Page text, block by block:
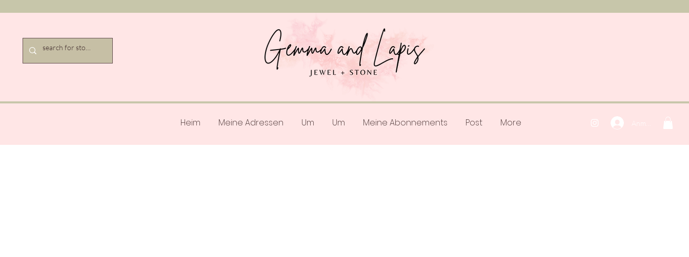
Heim Meine Adressen Um Um Meine Abonnements Post More Anmelden